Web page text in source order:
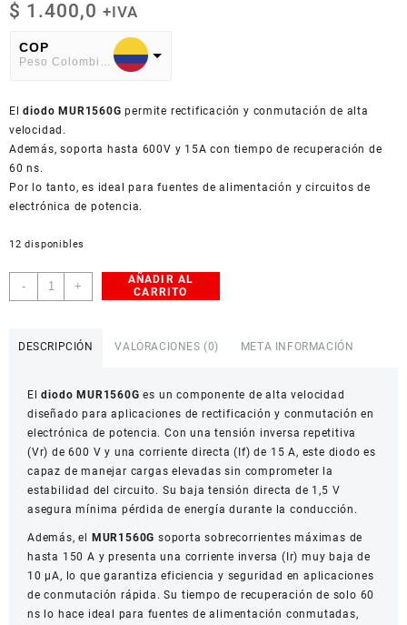
$ 1.400,0 +IVA
COP
American Dollar
Eldiodo MUR1560G permite rectificación y conmutación de alta
velocidad.
Además, soporta hasta 600V y 15A con tiempo de recuperación de
60 ns.
Por lo tanto, es ideal para fuentes de alimentación y circuitos de
electrónica de potencia.
12 disponibles
-
Diodo
Ultra-
MUR1560G
cantidad
+
AÑADIR AL
CARRITO
DESCRIPCIÓN VALORACIONES (0) META INFORMACIÓN
Eldiodo MUR1560G es un componente de alta velocidad
diseñado para aplicaciones de rectificación y conmutación en
electrónica de potencia. Con una tensión inversa repetitiva
(Vr) de 600 V y una corriente directa (If) de 15 A, este diodo es
capaz de manejar cargas elevadas sin comprometer la
estabilidad del circuito. Su baja tensión directa de 1,5 V
asegura mínima pérdida de energía durante la conducción.
Además, el MUR1560G soporta sobrecorrientes máximas de
hasta 150 A y presenta una corriente inversa (Ir) muy baja de
10 µA, lo que garantiza eficiencia y seguridad en aplicaciones
de conmutación rápida. Su tiempo de recuperación de solo 60
ns lo hace ideal para fuentes de alimentación conmutadas,